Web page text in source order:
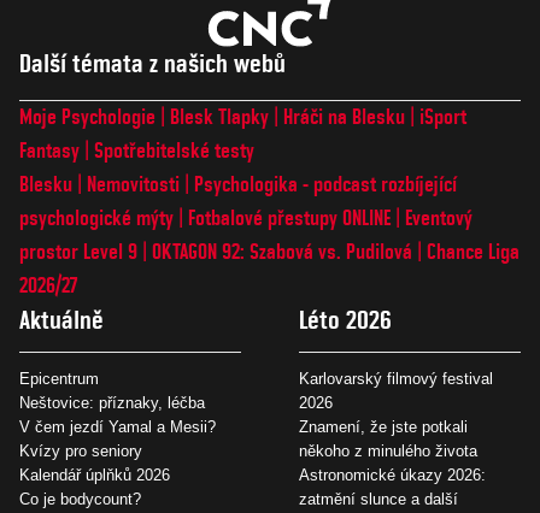
Další témata z našich webů
Moje Psychologie Blesk Tlapky Hráči na Blesku
iSport
Fantasy Spotřebitelské testy
Blesku
Nemovitosti
Psychologika - podcast rozbíjející
psychologické mýty
Fotbalové přestupy ONLINE
Eventový
prostor Level 9 OKTAGON 92: Szabová vs. Pudilová
Chance Liga
2026/27
Aktuálně
Epicentrum
Neštovice: příznaky, léčba
V čem jezdí Yamal a Mesii?
Kvízy pro seniory
Kalendář úplňků 2026
Co je bodycount?
Léto 2026
Karlovarský filmový festival
2026
Znamení, že jste potkali
někoho z minulého života
Astronomické úkazy 2026:
zatmění slunce a další